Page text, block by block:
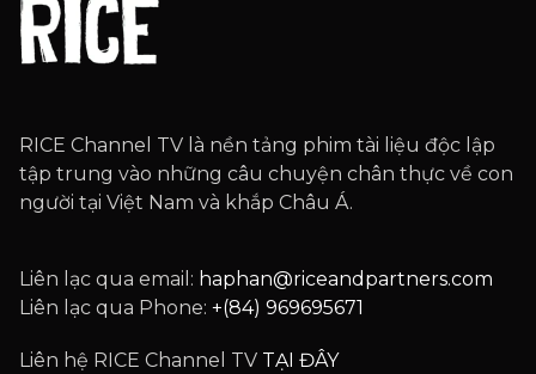
RICE Channel TV là nền tảng phim tài liệu độc lập
tập trung vào những câu chuyện chân thực về con
người tại Việt Nam và khắp Châu Á.
Liên lạc qua email: haphan@riceandpartners.com
Liên lạc qua Phone: +(84) 969695671
Liên hệ RICE Channel TV TẠI ĐÂY